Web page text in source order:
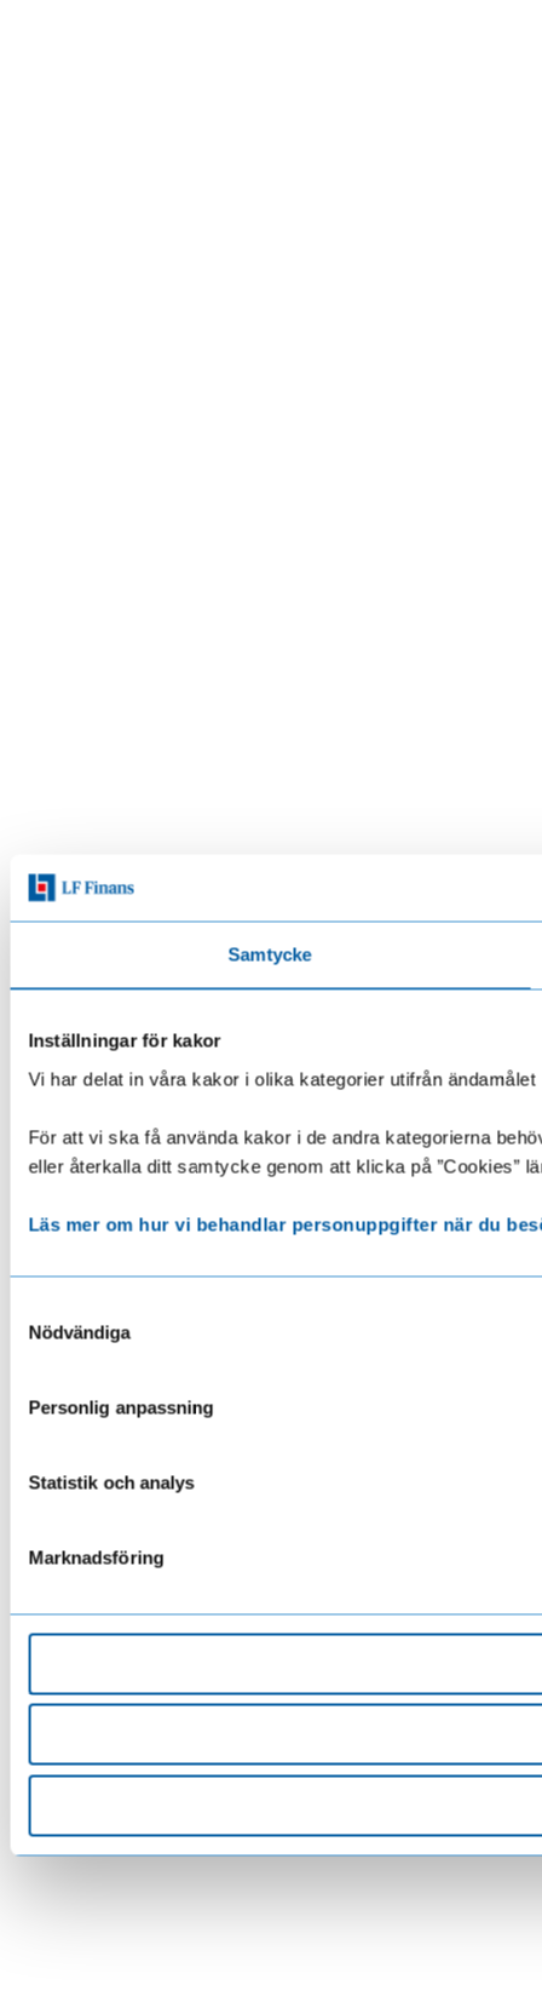
Samtycke
Inställningar för kakor
Vi har delat in våra kakor i olika kategorier utifrån
För att vi ska få använda kakor i de andra kategorierna
eller återkalla ditt samtycke genom att klicka på ”Cookies”
Läs mer om hur vi behandlar personuppgifter när du
Nödvändiga
Personlig anpassning
Statistik och analys
Marknadsföring